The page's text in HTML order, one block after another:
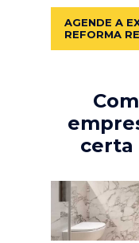
AGENDE A
REFORMA
certa